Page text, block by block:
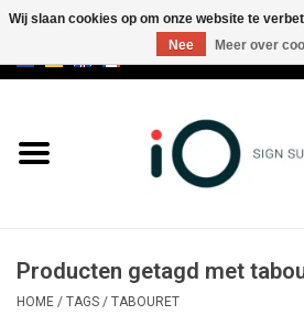
Merken
Producten getagd met
HOME / TAGS / TABOURET
Wij slaan cookies op om onze website te
Nee
Meer over